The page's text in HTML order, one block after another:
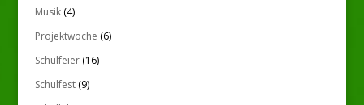
Musik(4)
Projektwoche (6)
Schulfeier(16)
Schulfest(9)